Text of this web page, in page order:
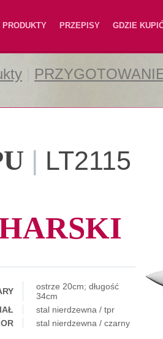
PRODUKTY PRZEPISY GDZIE
| LT2115
ostrze 20cm; długość
34cm
stal nierdzewna / tpr
stal nierdzewna / czarny